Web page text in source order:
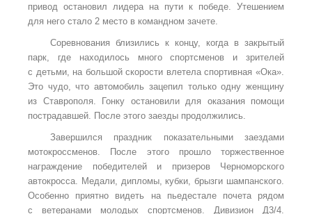
привод остановил лидера на пути к победе. Утешением
для него стало 2 место в командном зачете.
Соревнования близились к концу, когда в закрытый
парк, где находилось много спортсменов и зрителей
с детьми, на большой скорости влетела спортивная «Ока».
Это чудо, что автомобиль зацепил только одну женщину
из Ставрополя. Гонку остановили для оказания помощи
пострадавшей. После этого заезды продолжились.
Завершился праздник показательными заездами
мотокроссменов. После этого прошло торжественное
награждение победителей и призеров Черноморского
автокросса. Медали, дипломы, кубки, брызги шампанского.
Особенно приятно видеть на пьедестале почета рядом
с ветеранами молодых спортсменов. Дивизион Д3/4.